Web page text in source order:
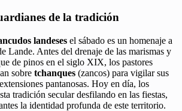
de la tradición
landeses el sábado es un homenaje a
Lande. Antes del drenaje de las marismas y
de pinos en el siglo XIX, los pastores
sobre tchanques (zancos) para vigilar sus
pantanosas. Hoy en día, los
tradición secular desfilando en las fiestas,
la identidad profunda de este territorio.